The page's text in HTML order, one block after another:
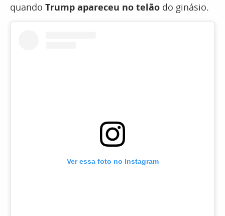
quando Trump apareceu no telão do ginásio.
Ver essa foto no Instagram